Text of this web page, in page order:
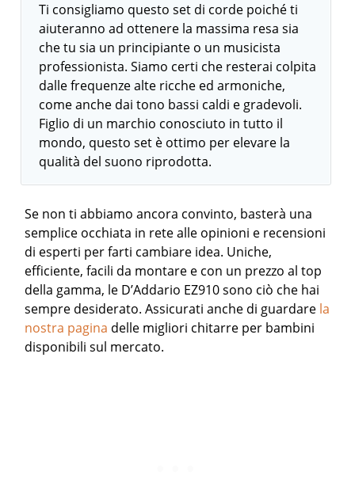
Ti consigliamo questo set di corde poiché ti
aiuteranno ad ottenere la massima resa sia
che tu sia un principiante o un musicista
professionista. Siamo certi che resterai colpita
dalle frequenze alte ricche ed armoniche,
come anche dai tono bassi caldi e gradevoli.
Figlio di un marchio conosciuto in tutto il
mondo, questo set è ottimo per elevare la
qualità del suono riprodotta.
Se non ti abbiamo ancora convinto, basterà una
semplice occhiata in rete alle opinioni e recensioni
di esperti per farti cambiare idea. Uniche,
efficiente, facili da montare e con un prezzo al top
della gamma, le D’Addario EZ910 sono ciò che hai
sempre desiderato.Assicurati anche di guardare la
nostra pagina delle migliori chitarre per bambini
disponibili sul mercato.